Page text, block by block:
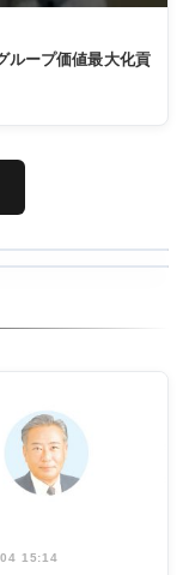
ープ価値最大化貢
15:14